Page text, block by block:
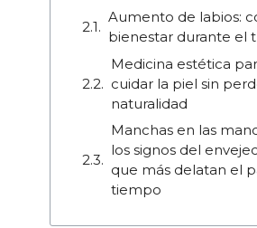
Aumento de labios:
bienestar durante el
Medicina estética
cuidar la piel sin
naturalidad
Manchas en las
los signos del
que más delatan el
tiempo